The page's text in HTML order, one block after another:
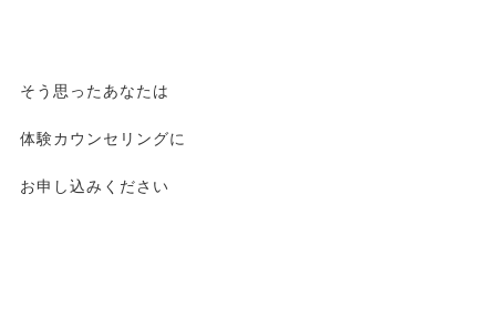
そう思ったあなたは
体験カウンセリングに
お申し込みください